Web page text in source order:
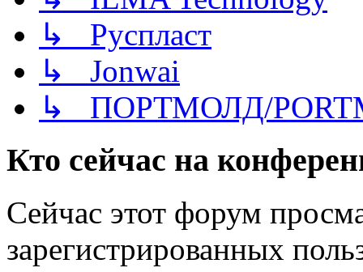
↳ Руспласт
↳ Jonwai
↳ ПОРТМОЛД/
Кто сейчас на
Сейчас этот форум
зарегистрированных